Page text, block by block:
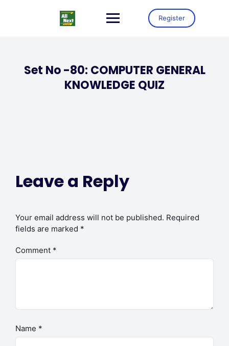
Register
Set No -80: COMPUTER GENERAL
KNOWLEDGE QUIZ
Leave a Reply
Your email address will not be published. Required
fields are marked *
Comment *
Name *